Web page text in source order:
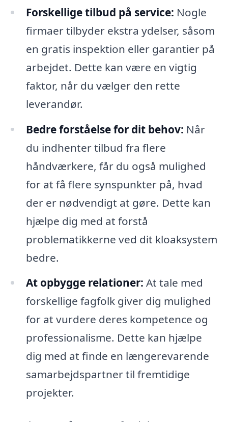
Forskellige tilbud på service: Nogle
firmaer tilbyder ekstra ydelser, såsom
en gratis inspektion eller garantier på
arbejdet. Dette kan være en vigtig
faktor, når du vælger den rette
leverandør.
Bedre forståelse for dit behov: Når
du indhenter tilbud fra flere
håndværkere, får du også mulighed
for at få flere synspunkter på, hvad
der er nødvendigt at gøre. Dette kan
hjælpe dig med at forstå
problematikkerne ved dit kloaksystem
bedre.
At opbygge relationer: At tale med
forskellige fagfolk giver dig mulighed
for at vurdere deres kompetence og
professionalisme. Dette kan hjælpe
dig med at finde en længerevarende
samarbejdspartner til fremtidige
projekter.